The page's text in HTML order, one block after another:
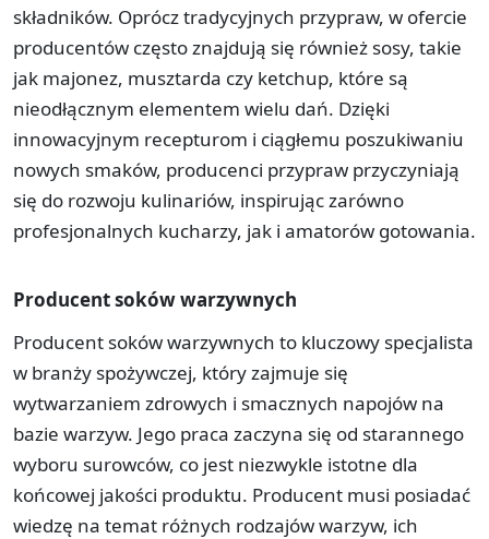
składników. Oprócz tradycyjnych przypraw, w ofercie
producentów często znajdują się również sosy, takie
jak majonez, musztarda czy ketchup, które są
nieodłącznym elementem wielu dań. Dzięki
innowacyjnym recepturom i ciągłemu poszukiwaniu
nowych smaków, producenci przypraw przyczyniają
się do rozwoju kulinariów, inspirując zarówno
profesjonalnych kucharzy, jak i amatorów gotowania.
Producent soków warzywnych
Producent soków warzywnych to kluczowy specjalista
w branży spożywczej, który zajmuje się
wytwarzaniem zdrowych i smacznych napojów na
bazie warzyw. Jego praca zaczyna się od starannego
wyboru surowców, co jest niezwykle istotne dla
końcowej jakości produktu. Producent musi posiadać
wiedzę na temat różnych rodzajów warzyw, ich